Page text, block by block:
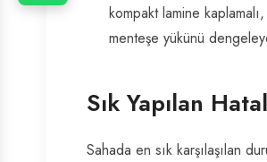
kompakt lamine
menteşe yükünü
Sık Yapılan
Sahada en sık karşılaşılan